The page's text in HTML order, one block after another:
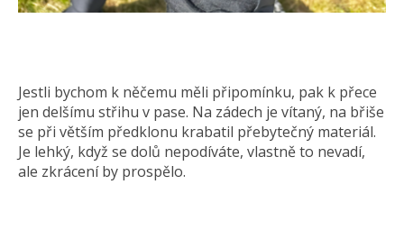
Jestli bychom k něčemu měli připomínku, pak k přece
jen delšímu střihu v pase. Na zádech je vítaný, na břiše
se při větším předklonu krabatil přebytečný materiál.
Je lehký, když se dolů nepodíváte, vlastně to nevadí,
ale zkrácení by prospělo.